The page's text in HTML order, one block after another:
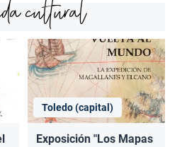
cultural
Toledo (capital)
Exposición "Los Mapas